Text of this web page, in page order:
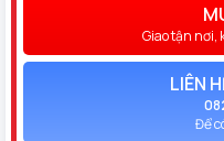
Giao tận nơi,
LIÊN
Để